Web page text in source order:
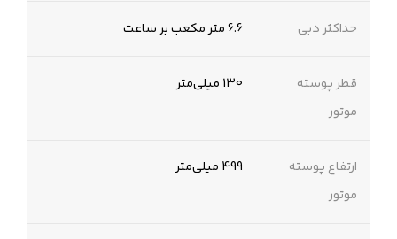
حداکثر دبی 6.6 متر مکعب بر ساعت
قطر پوسته
موتور
130 میلی‌متر
ارتفاع پوسته
موتور
499 میلی‌متر